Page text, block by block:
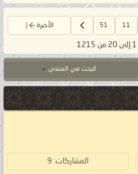
11
51 الأخيرة
البحث في المنتدى
المشاركات: 9